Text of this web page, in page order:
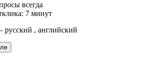
всегда
7 минут
, английский